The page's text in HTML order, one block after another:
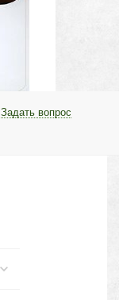
Задать вопрос